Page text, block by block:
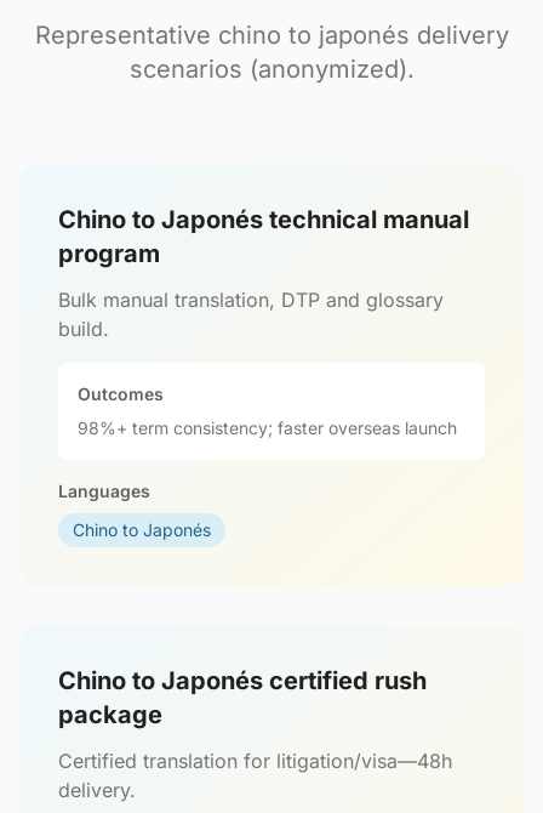
Representative chino to japonés delivery
scenarios (anonymized).
Chino to Japonés technical manual
program
Bulk manual translation, DTP and glossary
build.
Outcomes
98%+ term consistency; faster overseas launch
Languages
Chino to Japonés
Chino to Japonés certified rush
package
Certified translation for litigation/visa—48h
delivery.